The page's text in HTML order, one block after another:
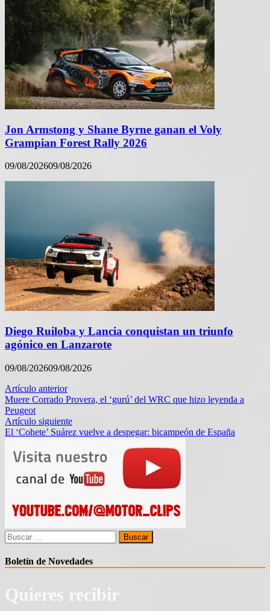
Jon Armstong y Shane Byrne ganan el Voly
Grampian Forest Rally 2026
09/08/202609/08/2026
Diego Ruiloba y Lancia conquistan un triunfo
agónico en Lanzarote
09/08/202609/08/2026
Navegación
de
entradas
Artículo anterior
Muere Corrado Provera, el ‘gurú’ del WRC que hizo leyenda a
Peugeot
Artículo siguiente
El ‘Cohete’ Suárez vuelve a despegar: bicampeón de España
Buscar:
Boletín de Novedades
Quieres recibir